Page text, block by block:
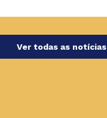
Ver todas as notícias